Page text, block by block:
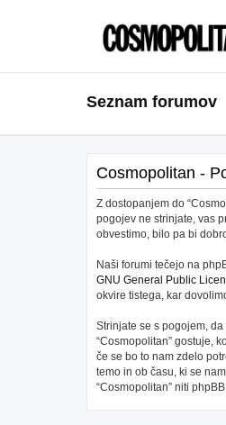
Seznam forumov
Cosmopolitan -
Z dostopanjem do
pogojev ne strinjate, vas
obvestimo, bilo pa bi
Naši forumi tečejo na
GNU General Public
okvire tistega, kar
Strinjate se s pogojem,
“Cosmopolitan” gostuje,
če se bo to nam zdelo
temo in ob času, ki se
“Cosmopolitan” niti